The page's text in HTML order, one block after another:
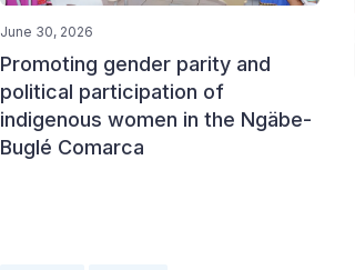
June 30, 2026
Promoting gender parity and
political participation of
indigenous women in the Ngäbe-
Buglé Comarca